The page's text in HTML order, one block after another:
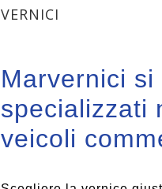
VERNICI
Marvernici
specializzati
veicoli